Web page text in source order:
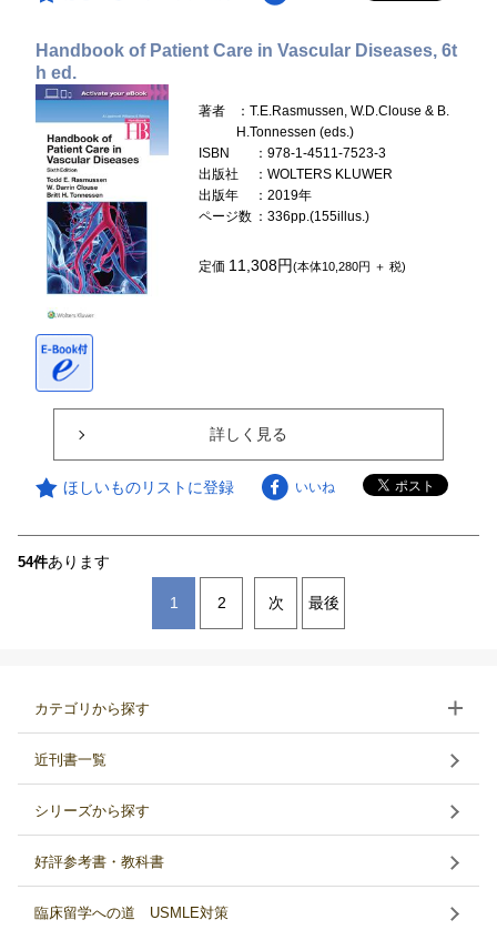
Handbook of Patient Care in Vascular Diseases, 6t
h ed.
著者
：T.E.Rasmussen, W.D.Clouse & B.
H.Tonnessen (eds.)
ISBN
：978-1-4511-7523-3
出版社
：WOLTERS KLUWER
出版年
：2019年
ページ数 ：336pp.(155illus.)
定価 11,308円(本体10,280円 ＋ 税)
詳しく見る
ほしいものリストに登録 いいね
54件あります
1 2 次 最後
カテゴリから探す
近刊書一覧
シリーズから探す
好評参考書・教科書
臨床留学への道 USMLE対策